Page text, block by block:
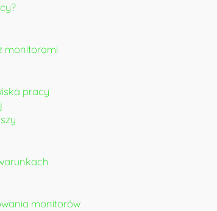
monitorami
pracy
monitorów